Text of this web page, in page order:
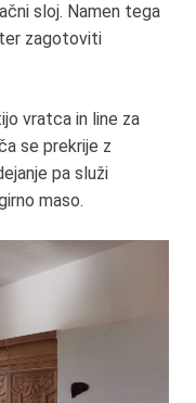
sloj. Namen tega
zagotoviti
vratca in line za
se prekrije z
pa služi
maso.